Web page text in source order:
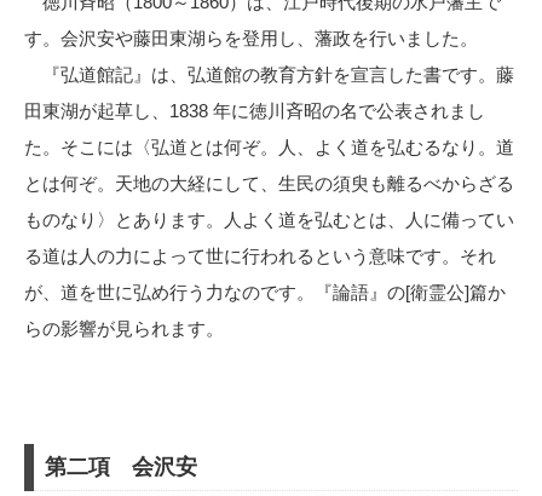
す。会沢安や藤田東湖らを登用し、藩政を行いました。
『弘道館記』は、弘道館の教育方針を宣言した書です。藤
田東湖が起草し、1838 年に徳川斉昭の名で公表されまし
た。そこには〈弘道とは何ぞ。人、よく道を弘むるなり。道
とは何ぞ。天地の大経にして、生民の須臾も離るべからざる
ものなり〉とあります。人よく道を弘むとは、人に備ってい
る道は人の力によって世に行われるという意味です。それ
が、道を世に弘め行う力なのです。『論語』の[衛霊公]篇か
らの影響が見られます。
第二項 会沢安